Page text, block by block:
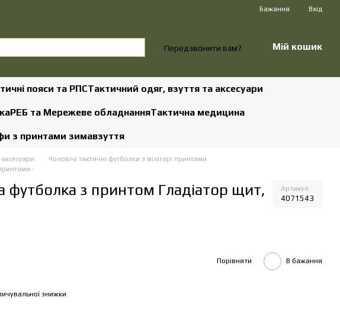
Бажання Вхід
Передзвонити вам? Мій кошик
пояси та РПСТактичний одяг, взуття та аксесуари
РЕБ та Мережеве обладнанняТактична медицина
з принтами зимавзуття
Чоловічі тактичні футболки з мілітарі принтами
-
футболка з принтом Гладіатор щит,
Артикул
4071543
Порівняти В бажання
знижки